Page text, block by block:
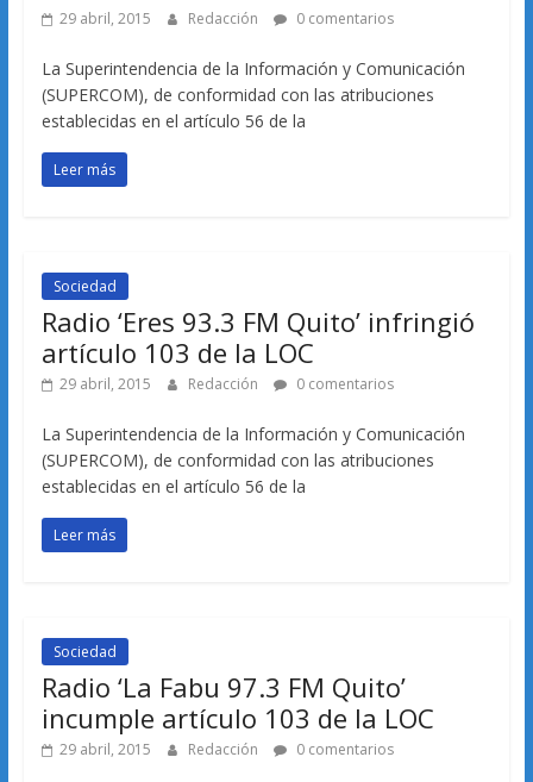
29 abril, 2015 Redacción 0 comentarios
La Superintendencia de la Información y Comunicación
(SUPERCOM), de conformidad con las atribuciones
establecidas en el artículo 56 de la
Leer más
Sociedad
Radio ‘Eres 93.3 FM Quito’ infringió
artículo 103 de la LOC
29 abril, 2015 Redacción 0 comentarios
La Superintendencia de la Información y Comunicación
(SUPERCOM), de conformidad con las atribuciones
establecidas en el artículo 56 de la
Leer más
Sociedad
Radio ‘La Fabu 97.3 FM Quito’
incumple artículo 103 de la LOC
29 abril, 2015 Redacción 0 comentarios